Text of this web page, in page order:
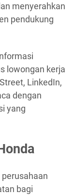
menyerahkan
pendukung
lowongan kerja
LinkedIn,
dengan
yang
bagi